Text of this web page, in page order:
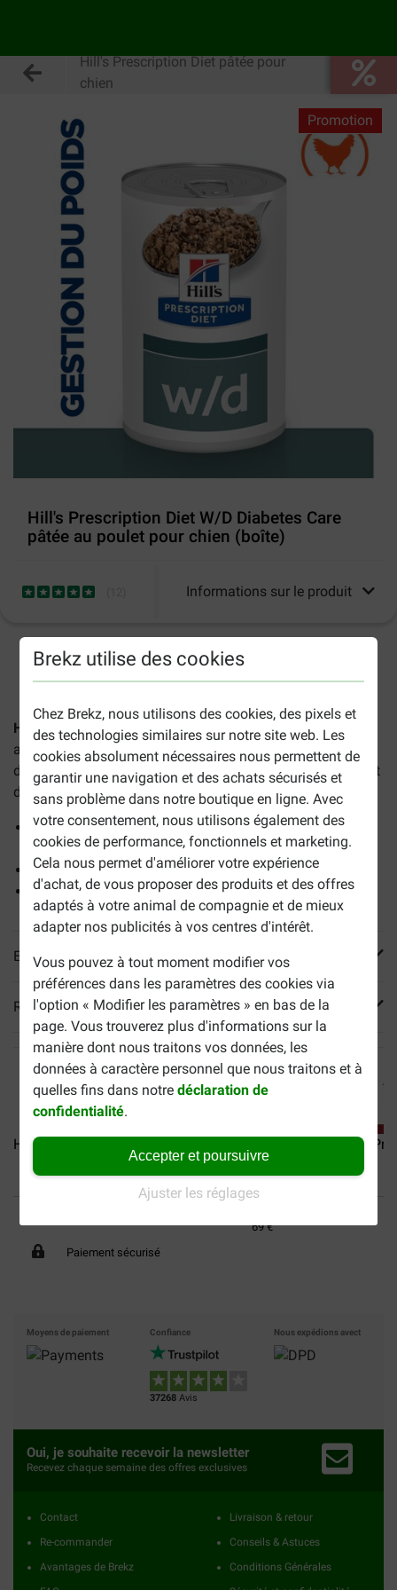
Brekz utilise des cookies
Chez Brekz, nous utilisons des cookies, des pixels et
des technologies similaires sur notre site web. Les
cookies absolument nécessaires nous permettent de
garantir une navigation et des achats sécurisés et
sans problème dans notre boutique en ligne. Avec
votre consentement, nous utilisons également des
cookies de performance, fonctionnels et marketing.
Cela nous permet d'améliorer votre expérience
d'achat, de vous proposer des produits et des offres
adaptés à votre animal de compagnie et de mieux
adapter nos publicités à vos centres d'intérêt.
Vous pouvez à tout moment modifier vos
préférences dans les paramètres des cookies via
l'option « Modifier les paramètres » en bas de la
page. Vous trouverez plus d'informations sur la
manière dont nous traitons vos données, les
données à caractère personnel que nous traitons et à
quelles fins dans notredéclaration de
confidentialité.
Accepter et poursuivre
Ajuster les réglages
Hill's Prescription Diet pâtée pour
chien
Promotion
Hill's Prescription Diet W/D Diabetes Care
pâtée au poulet pour chien (boîte)
Informations sur le produit
2-5 jours ouvrables estimés, sauf indication contraire.
Hill's Prescription Diet W/D Diabetes Care pâtée sont des
aliments humides destinés aux chiens adultes atteints de
diabète sucré et aux chiens prédisposés au développement
de l'obésité.
Protéines de haute qualité pour maintenir la masse
musculaire
Pour aider à maintenir le poids de forme
Oméga-3 issus d'huile de poisson
En savoir plus
Reviews
Hill's Prescription Diet... Hill's
69 €
Paiement sécurisé
Moyens de paiement Confiance
37268 Avis
Nous expédions avect
Oui, je souhaite recevoir la newsletter
Recevez chaque semaine des offres exclusives
Contact
Re-commander
Avantages de Brekz
Livraison & retour
Conseils & Astuces
Conditions Générales